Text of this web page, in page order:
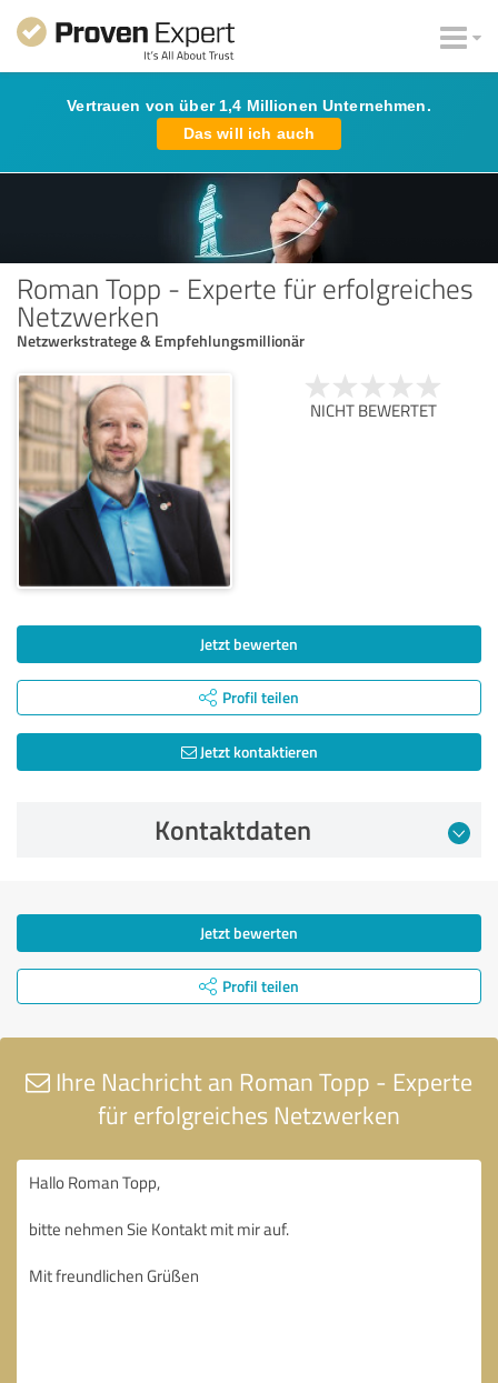
Vertrauen von über 1,4 Millionen Unternehmen.
Das will ich auch
Roman Topp - Experte für erfolgreiches
Netzwerken
Netzwerkstratege & Empfehlungsmillionär
NICHT BEWERTET
Jetzt bewerten
Profil teilen
Jetzt kontaktieren
Kontaktdaten
Jetzt bewerten
Profil teilen
Ihre Nachricht an Roman Topp - Experte
für erfolgreiches Netzwerken